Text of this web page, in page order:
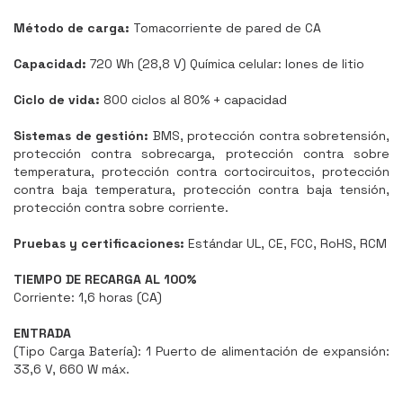
Método de carga: Tomacorriente de pared de CA
Capacidad: 720 Wh (28,8 V) Química celular: Iones de litio
Ciclo de vida: 800 ciclos al 80% + capacidad
Sistemas de gestión: BMS, protección contra sobretensión,
protección contra sobrecarga, protección contra sobre
temperatura, protección contra cortocircuitos, protección
contra baja temperatura, protección contra baja tensión,
protección contra sobre corriente.
Pruebas y certificaciones: Estándar UL, CE, FCC, RoHS, RCM
TIEMPO DE RECARGA AL 100%
Corriente: 1,6 horas (CA)
ENTRADA
(Tipo Carga Batería): 1 Puerto de alimentación de expansión:
33,6 V, 660 W máx.